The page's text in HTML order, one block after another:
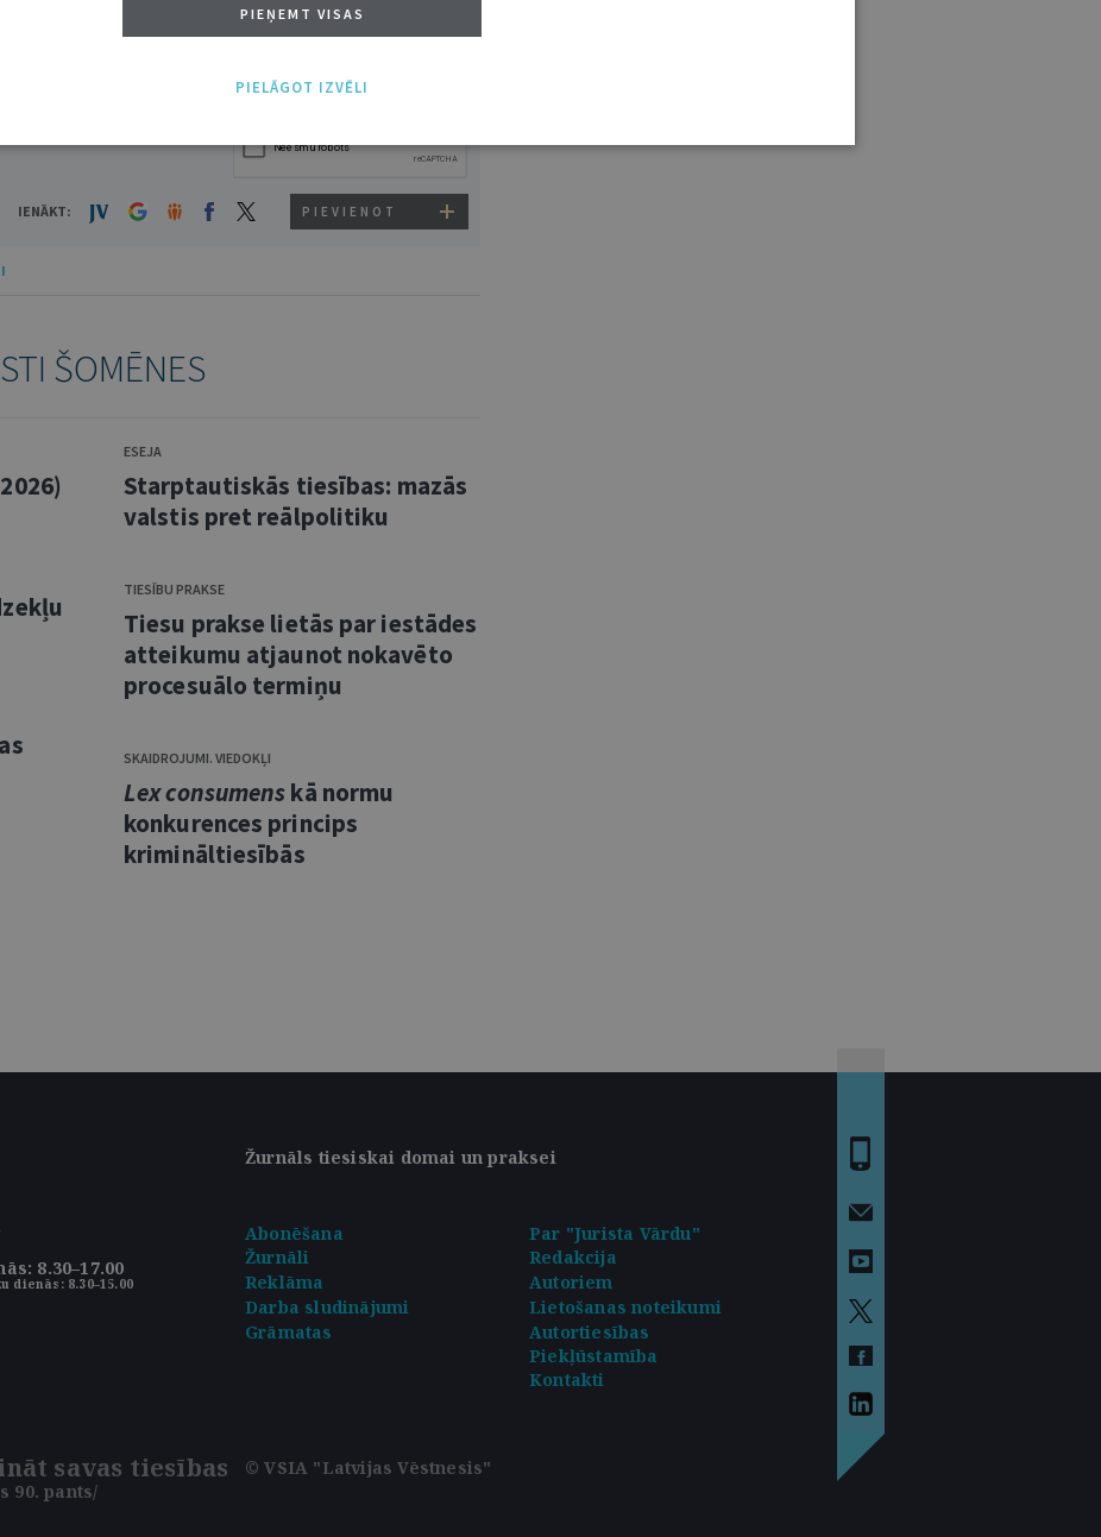
IENĀKT: PIEVIENOT
ŠOMĒNES
ESEJA
Starptautiskās tiesības: mazās
valstis pret reālpolitiku
TIESĪBU PRAKSE
Tiesu prakse lietās par iestādes
atteikumu atjaunot nokavēto
procesuālo termiņu
SKAIDROJUMI. VIEDOKĻI
Lex consumenskā normu
konkurences princips
krimināltiesībās
Žurnāls tiesiskai domai un praksei
8.30–17.00
dienās: 8.30–15.00
Abonēšana
Par "Jurista Vārdu"
Žurnāli
Redakcija
Reklāma
Autoriem
Darba sludinājumi
Lietošanas noteikumi
Grāmatas
Autortiesības
Piekļūstamība
Kontakti
savas tiesības
90. pants/
© VSIA "Latvijas Vēstnesis"
PIEŅEMT VISAS
PIELĀGOT IZVĒLI